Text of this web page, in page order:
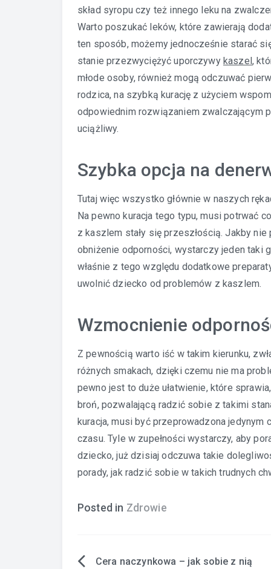
skład syropu czy też innego leku na
Warto poszukać leków, które zawierają
ten sposób, możemy jednocześnie starać
stanie przezwyciężyć uporczywy kaszel ,
młode osoby, również mogą odczuwać
rodzica, na szybką kurację z użyciem
odpowiednim rozwiązaniem zwalczającym
uciążliwy.
Szybka opcja na
Tutaj więc wszystko głównie w naszych
Na pewno kuracja tego typu, musi potrwać
z kaszlem stały się przeszłością. Jakby
obniżenie odporności, wystarczy jeden taki
właśnie z tego względu dodatkowe
uwolnić dziecko od problemów z kaszlem.
Wzmocnienie
Z pewnością warto iść w takim kierunku,
różnych smakach, dzięki czemu nie ma
pewno jest to duże ułatwienie, które
broń, pozwalającą radzić sobie z takimi
kuracja, musi być przeprowadzona
czasu. Tyle w zupełności wystarczy, aby
dziecko, już dzisiaj odczuwa takie
porady, jak radzić sobie w takich trudnych
Posted in Zdrowie
Cera naczynkowa – jak sobie z nią